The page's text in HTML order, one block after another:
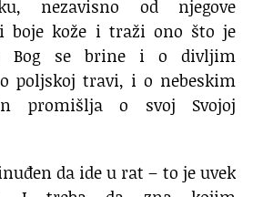
nezavisno od njegove
boje kože i traži ono što je
Bog se brine i o divljim
poljskoj travi, i o nebeskim
promišlja o svoj Svojoj
da ide u rat – to je uvek